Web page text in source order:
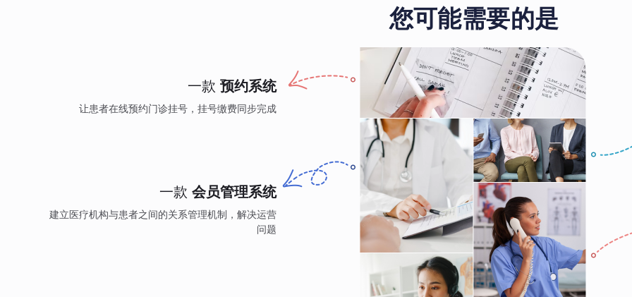
您可能需要的是
一款 预约系统
让患者在线预约门诊挂号，挂号缴费同步完成
一款 会员管理系统
建立医疗机构与患者之间的关系管理机制，解决运营
问题